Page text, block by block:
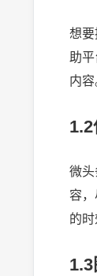
想
助
内
微
容
的